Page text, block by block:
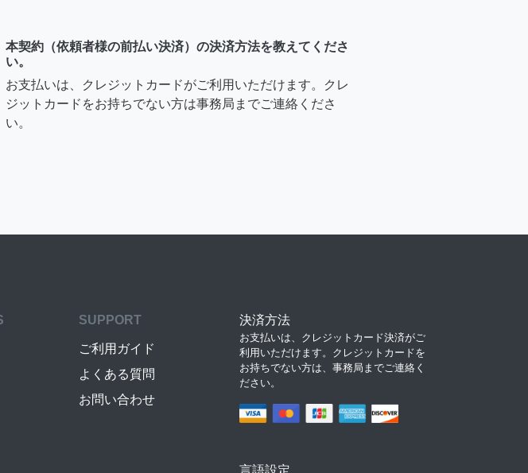
本契約（依頼者様の前払い決済）の決済方法を教えてくださ
い。
お支払いは、クレジットカードがご利用いただけます。クレ
ジットカードをお持ちでない方は事務局までご連絡くださ
い。
SUPPORT
ご利用ガイド
よくある質問
お問い合わせ
決済方法
お支払いは、クレジットカード決済がご
利用いただけます。クレジットカードを
お持ちでない方は、事務局までご連絡く
ださい。
言語設定